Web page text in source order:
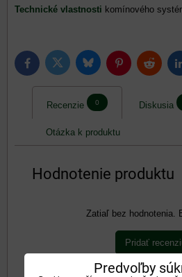
Technické vlastnosti komínového
FacebookTwitter BlueskyPinterestReddit
Recenzie 0 Diskusia
Otázka k produktu
Hodnotenie produktu
Zatiaľ bez hodnotenia.
Pridať
Pridať recenziu
Predvoľby